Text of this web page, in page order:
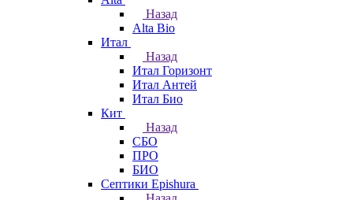
Назад
Alta Bio
Итал
Назад
Итал Горизонт
Итал Антей
Итал Био
Кит
Назад
СБО
ПРО
БИО
Септики Epishura